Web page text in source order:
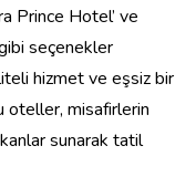
Prince Hotel’ ve
seçenekler
hizmet ve eşsiz bir
oteller, misafirlerin
sunarak tatil